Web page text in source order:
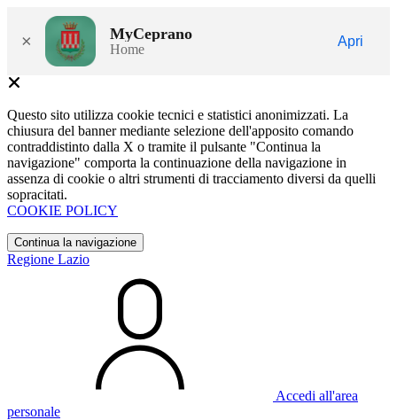
× MyCeprano
Home
Apri
Questo sito utilizza cookie tecnici e statistici anonimizzati. La
chiusura del banner mediante selezione dell'apposito comando
contraddistinto dalla X o tramite il pulsante "Continua la
navigazione" comporta la continuazione della navigazione in
assenza di cookie o altri strumenti di tracciamento diversi da quelli
sopracitati.
COOKIE POLICY
Continua la navigazione
Regione Lazio
Accedi all'area
personale